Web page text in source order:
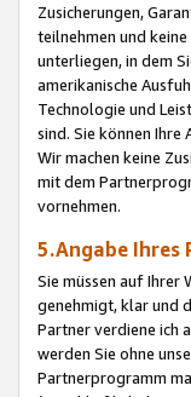
Zusicherungen,
teilnehmen und
unterliegen, in dem
amerikanische
Technologie und
sind. Sie können
Wir machen keine
mit dem
vornehmen.
5.Angabe
Sie müssen auf Ihrer
genehmigt, klar und
Partner verdiene ich
werden Sie ohne
Partnerprogramm